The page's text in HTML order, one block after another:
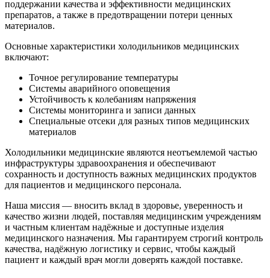
поддержании качества и эффективности медицинских
препаратов, а также в предотвращении потери ценных
материалов.
Основные характеристики холодильников медицинских
включают:
Точное регулирование температуры
Системы аварийного оповещения
Устойчивость к колебаниям напряжения
Системы мониторинга и записи данных
Специальные отсеки для разных типов медицинских
материалов
Холодильники медицинские являются неотъемлемой частью
инфраструктуры здравоохранения и обеспечивают
сохранность и доступность важных медицинских продуктов
для пациентов и медицинского персонала.
Наша миссия — вносить вклад в здоровье, уверенность и
качество жизни людей, поставляя медицинским учреждениям
и частным клиентам надёжные и доступные изделия
медицинского назначения. Мы гарантируем строгий контроль
качества, надёжную логистику и сервис, чтобы каждый
пациент и каждый врач могли доверять каждой поставке.